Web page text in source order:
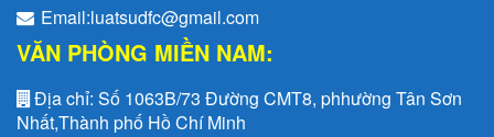
Email:luatsudfc@gmail.com
VĂN PHÒNG MIỀN NAM:
Địa chỉ: Số 1063B/73 Đường CMT8, phhường Tân Sơn
Nhất,Thành phố Hồ Chí Minh